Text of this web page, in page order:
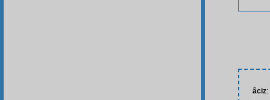
âciz